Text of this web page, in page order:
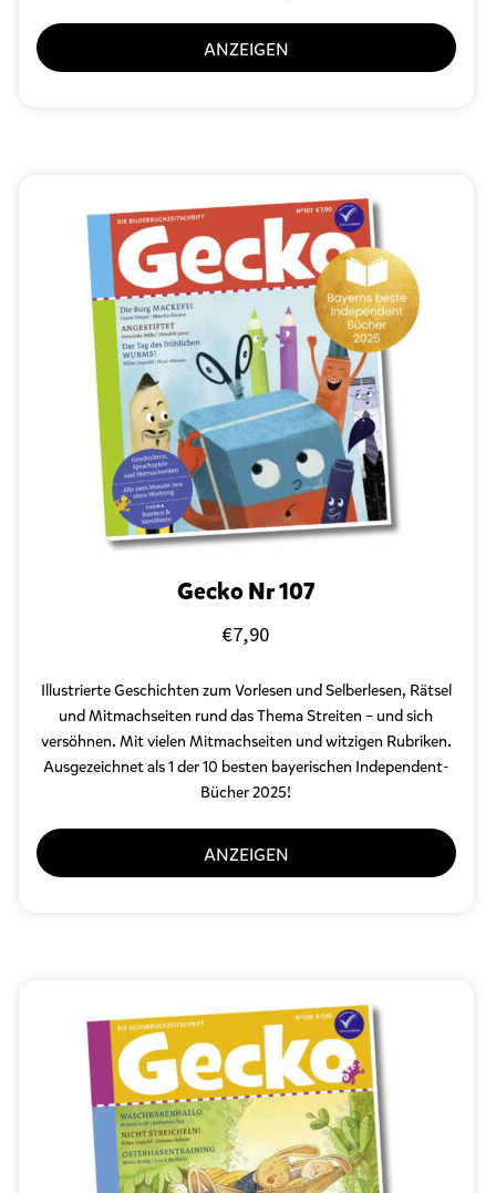
ANZEIGEN
Gecko Nr 107
€7,90
Illustrierte Geschichten zum Vorlesen und Selberlesen, Rätsel
und Mitmachseiten rund das Thema Streiten – und sich
versöhnen. Mit vielen Mitmachseiten und witzigen Rubriken.
Ausgezeichnet als 1 der 10 besten bayerischen Independent-
Bücher 2025!
ANZEIGEN